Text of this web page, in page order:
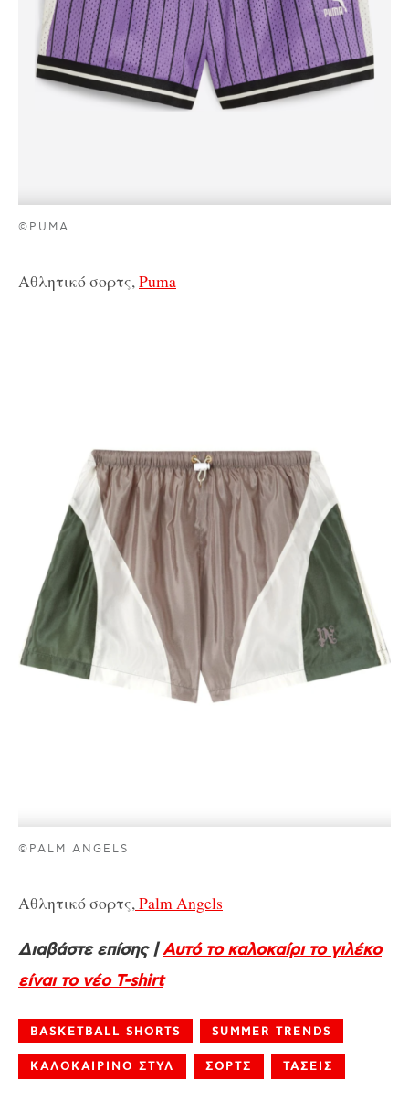
©PUMA
Αθλητικό σορτς,Puma
©PALM ANGELS
Αθλητικό σορτς,Palm Angels
Διαβάστε επίσης |Αυτό το καλοκαίρι το γιλέκο
είναι το νέο T-shirt
BASKETBALL SHORTS SUMMER TRENDS
ΚΑΛΟΚΑΙΡΙΝΟ ΣΤΥΛ ΣΟΡΤΣ ΤΑΣΕΙΣ